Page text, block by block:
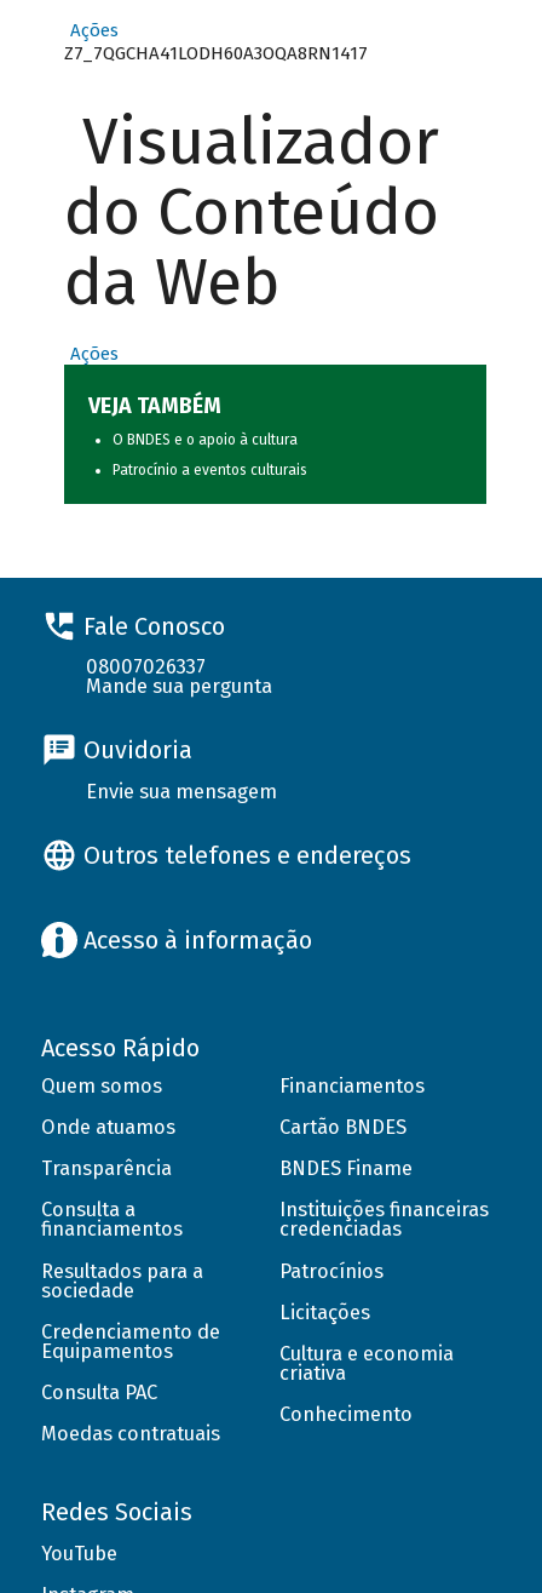
Ações
Z7_7QGCHA41LODH60A3OQA8RN1417
Visualizador
do Conteúdo
da Web
Ações
VEJA TAMBÉM
O BNDES e o apoio à cultura
Patrocínio a eventos culturais
Fale Conosco
08007026337
Mande sua pergunta
Ouvidoria
Envie sua mensagem
Outros telefones e endereços
Acesso à informação
Acesso Rápido
Quem somos
Onde atuamos
Transparência
Consulta a
financiamentos
Resultados para a
sociedade
Credenciamento de
Equipamentos
Consulta PAC
Moedas contratuais
Financiamentos
Cartão BNDES
BNDES Finame
Instituições financeiras
credenciadas
Patrocínios
Licitações
Cultura e economia
criativa
Conhecimento
Redes Sociais
YouTube